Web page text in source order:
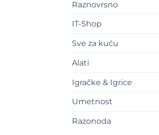
Raznovrsno
IT-Shop
Sve za kuću
Alati
Igračke & Igrice
Umetnost
Razonoda